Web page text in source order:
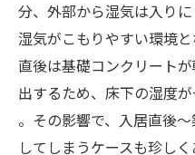
分、外部から湿気は入り
湿気がこもりやすい環境
直後は基礎コンクリート
出するため、床下の湿度
。その影響で、入居直後
してしまうケースも珍しく